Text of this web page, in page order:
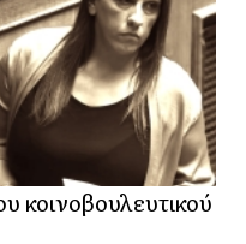
κοινοβουλευτικού